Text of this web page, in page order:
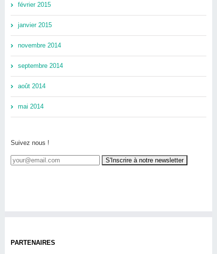
février 2015
janvier 2015
novembre 2014
septembre 2014
août 2014
mai 2014
Suivez nous !
PARTENAIRES